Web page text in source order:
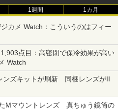
1週間 1カ月
カメ Watch：こういうのはフィー
点目：高密閉で保冷効果が高い
Watch
ンズキットが刷新 同梱レンズがII
Mマウントレンズ 真ちゅう鏡筒の